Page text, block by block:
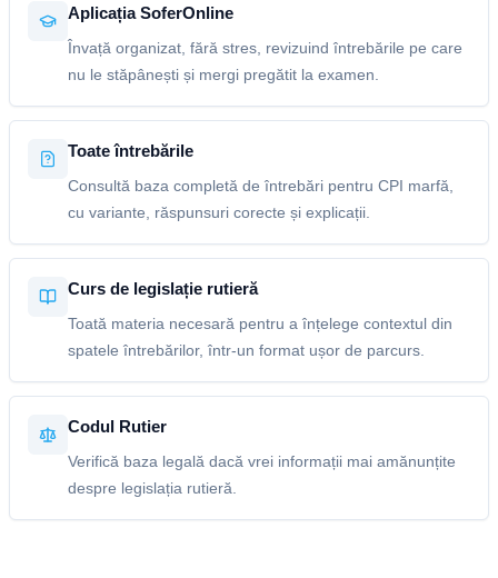
Aplicația SoferOnline
Învață organizat, fără stres, revizuind întrebările pe care
nu le stăpânești și mergi pregătit la examen.
Toate întrebările
Consultă baza completă de întrebări pentru CPI marfă,
cu variante, răspunsuri corecte și explicații.
Curs de legislație rutieră
Toată materia necesară pentru a înțelege contextul din
spatele întrebărilor, într-un format ușor de parcurs.
Codul Rutier
Verifică baza legală dacă vrei informații mai amănunțite
despre legislația rutieră.